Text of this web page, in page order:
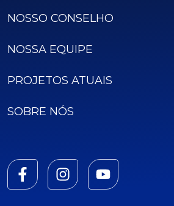
NOSSO CONSELHO
NOSSA EQUIPE
PROJETOS ATUAIS
SOBRE NÓS